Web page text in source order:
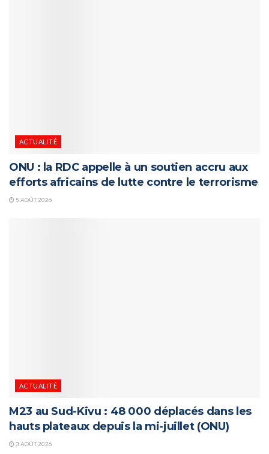
ACTUALITÉ
ONU : la RDC appelle à un soutien accru aux
efforts africains de lutte contre le terrorisme
5 AOÛT 2026
ACTUALITÉ
M23 au Sud-Kivu : 48 000 déplacés dans les
hauts plateaux depuis la mi-juillet (ONU)
3 AOÛT 2026